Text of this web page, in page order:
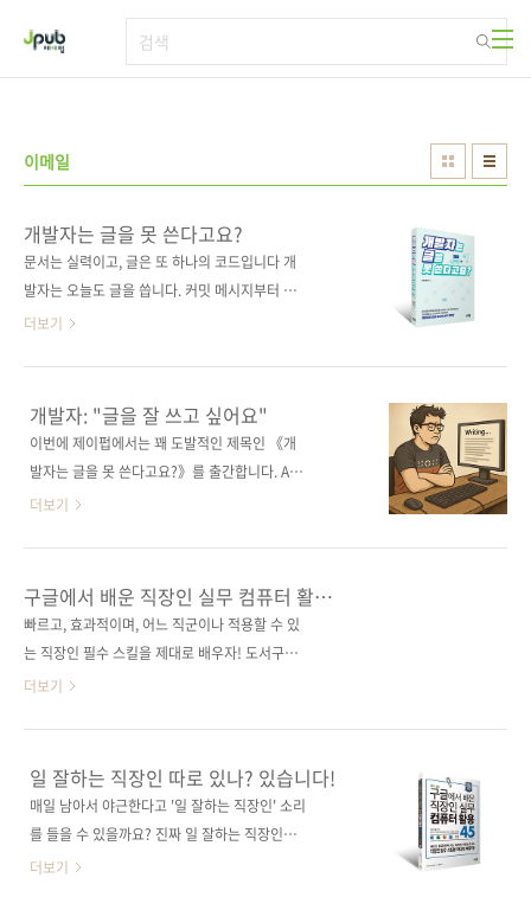
이메일
개발자는 글을 못 쓴다고요?
문서는 실력이고, 글은 또 하나의 코드입니다 개
발자는 오늘도 글을 씁니다. 커밋 메시지부터 리
드미, 릴리스 노트, 기술 블로그까지 일의 많은
주석, 예제 코드, 시작하기 문서처럼 자주 마주치
는 글쓰기부터 정확하고 간결한 기술 문서 작성
법, 이메일과 메시지, ChatGPT 활용 팁까지 실
면 문서가 되고 문서는 곧 실력이 됩니다. 글 앞
에서 자주 멈칫하는 개발자에게 이 책이 글쓰기
다. 도서구매 사이트(가나다순) [교보문고] [도서
11번가] [알라딘] [예스이십사] [쿠팡] 전자책 구
매 사이트(가나다순)[교보문고]..
더보기
개발자: "글을 잘 쓰고 싶어요"
이번에 제이펍에서는 꽤 도발적인 제목인 《개
발자는 글을 못 쓴다고요?》를 출간합니다. AI가
코드를 짜주고, 자료조사를 해주고, 글을 써주는
써야 해?'라는 생각이 들지도 모르죠. 이제는 '글
을 못 써도 되는 시대'처럼 보이기도 하고요. 하
지만 책을 만들면서 확신했죠. AI를 제대로 쓰기
결국 필요한 건 ‘잘 쓰는 힘’이라는 걸요. ‘개발자
의 글쓰기’라는 주제로 책을 기획한 건
던 시점이었습니다. 그만큼 꽤 긴 준비 기간을 거
쳤고, 저자 두 분과도 수많은 피드백을 주고받으
며 공들여 만들었습니다. 출간을 앞두고 ‘지..
더보기
구글에서 배운 직장인 실무 컴퓨터 활용
45: 일잘러를 위한 윈도우, 엑셀,
파워포인트, 워드, 이메일 사용법
빠르고, 효과적이며, 어느 직군이나 적용할 수 있
는 직장인 필수 스킬을 제대로 배우자! 도서구매
사이트(가나다순)[교보문고] [도서11번가] [반
[교보문고] [구글북스] [리디북스] [알라딘] [예
스이십사] [인터파크] 출판사 제이펍저작권사
SBクリエイティブ원서명 Googleで学んだ
務効率化のテクニック81(ISBN
더보기
일 잘하는 직장인 따로 있나? 있습니다!
매일 남아서 야근한다고 '일 잘하는 직장인' 소리
를 들을 수 있을까요? 진짜 일 잘하는 직장인은
매일 칼퇴해도 회사에서 인정받고, 워라밸을 즐
더보기